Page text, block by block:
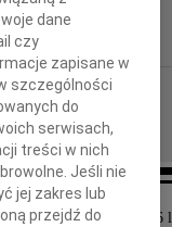
zmarła, przeżywszy 86
dane
czy
zapisane w
szczególności
do
serwisach,
treści w nich
Jeśli nie
jej zakres lub
przejdź do